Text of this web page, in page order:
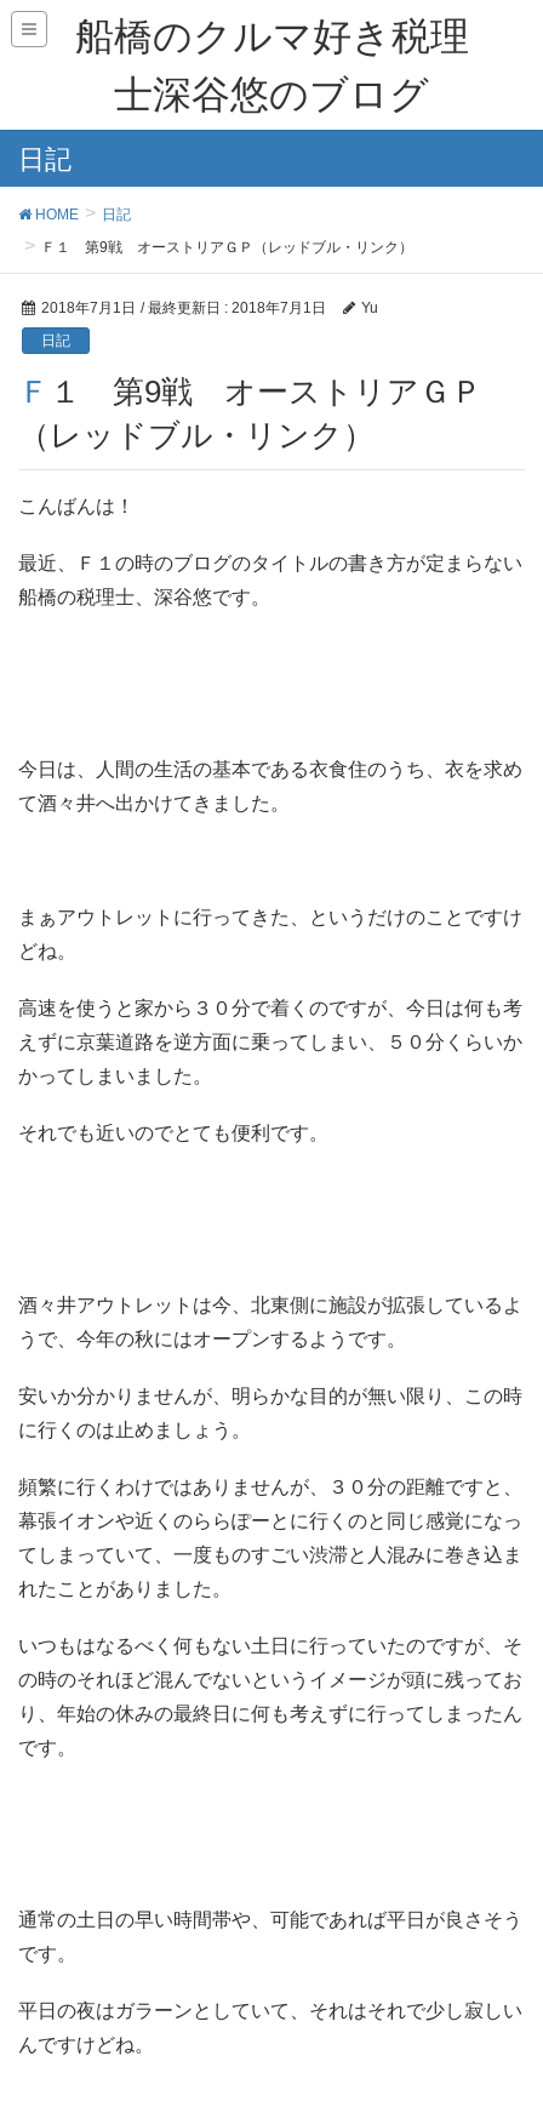
船橋のクルマ好き税理
士深谷悠のブログ
日記
HOME
日記
Ｆ１ 第9戦 オーストリアＧＰ（レッドブル・リンク）
2018年7月1日 / 最終更新日 : 2018年7月1日
Yu
日記
Ｆ１ 第9戦 オーストリアＧＰ
（レッドブル・リンク）
こんばんは！
最近、Ｆ１の時のブログのタイトルの書き方が定まらない
船橋の税理士、深谷悠です。
今日は、人間の生活の基本である衣食住のうち、衣を求め
て酒々井へ出かけてきました。
まぁアウトレットに行ってきた、というだけのことですけ
どね。
高速を使うと家から３０分で着くのですが、今日は何も考
えずに京葉道路を逆方面に乗ってしまい、５０分くらいか
かってしまいました。
それでも近いのでとても便利です。
酒々井アウトレットは今、北東側に施設が拡張しているよ
うで、今年の秋にはオープンするようです。
安いか分かりませんが、明らかな目的が無い限り、この時
に行くのは止めましょう。
頻繁に行くわけではありませんが、３０分の距離ですと、
幕張イオンや近くのららぽーとに行くのと同じ感覚になっ
てしまっていて、一度ものすごい渋滞と人混みに巻き込ま
れたことがありました。
いつもはなるべく何もない土日に行っていたのですが、そ
の時のそれほど混んでないというイメージが頭に残ってお
り、年始の休みの最終日に何も考えずに行ってしまったん
です。
通常の土日の早い時間帯や、可能であれば平日が良さそう
です。
平日の夜はガラーンとしていて、それはそれで少し寂しい
んですけどね。